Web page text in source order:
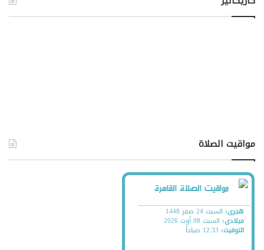
مواقيت الصلاة